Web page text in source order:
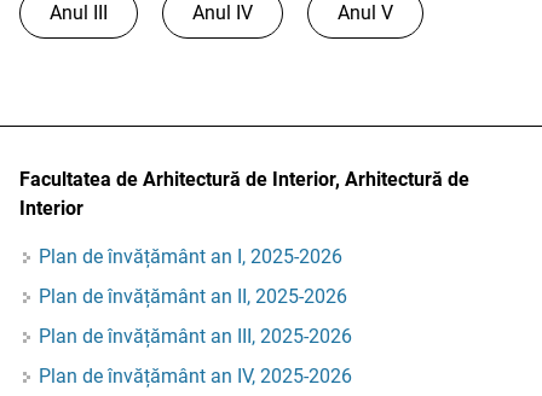
Anul III Anul IV Anul V
Facultatea de Arhitectură de Interior, Arhitectură de
Interior
Plan de învățământ an I, 2025-2026
Plan de învățământ an II, 2025-2026
Plan de învățământ an III, 2025-2026
Plan de învățământ an IV, 2025-2026